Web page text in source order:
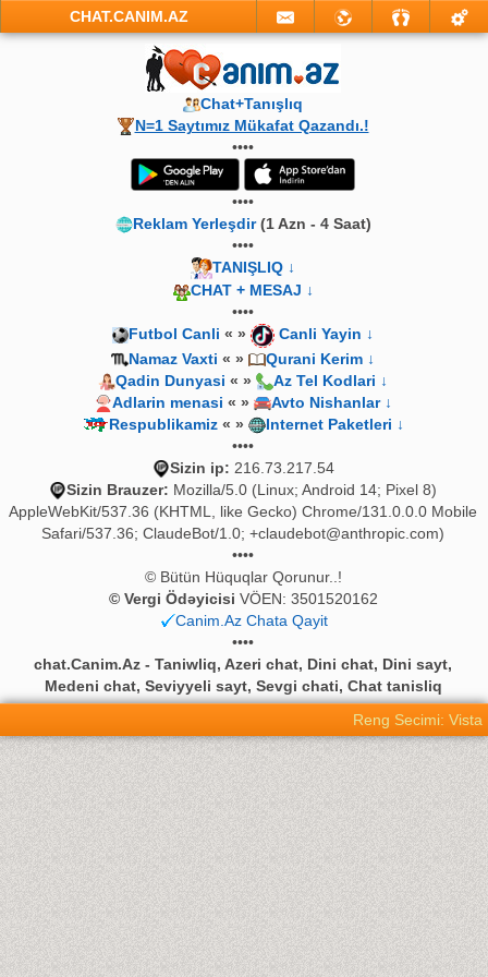
CHAT.CANIM.AZ
Chat+Tanışlıq
N=1 Saytımız Mükafat Qazandı.!
••••
••••
Reklam Yerleşdir(1 Azn - 4 Saat)
••••
TANIŞLIQ ↓
CHAT + MESAJ ↓
••••
Futbol Canli « »
Canli Yayin ↓
Namaz Vaxti « »
Qurani Kerim ↓
Qadin Dunyasi « »
Az Tel Kodlari ↓
Adlarin menasi « »
Avto Nishanlar ↓
Respublikamiz« »
Internet Paketleri ↓
••••
Sizin ip: 216.73.217.54
Sizin Brauzer: Mozilla/5.0 (Linux; Android 14; Pixel 8)
AppleWebKit/537.36 (KHTML, like Gecko) Chrome/131.0.0.0 Mobile
Safari/537.36; ClaudeBot/1.0; +claudebot@anthropic.com)
••••
© Bütün Hüquqlar Qorunur..!
© Vergi Ödəyicisi VÖEN: 3501520162
Canim.Az Chata Qayit
••••
chat.Canim.Az - Taniwliq, Azeri chat, Dini chat, Dini sayt,
Medeni chat, Seviyyeli sayt, Sevgi chati, Chat tanisliq
Reng Secimi: Vista